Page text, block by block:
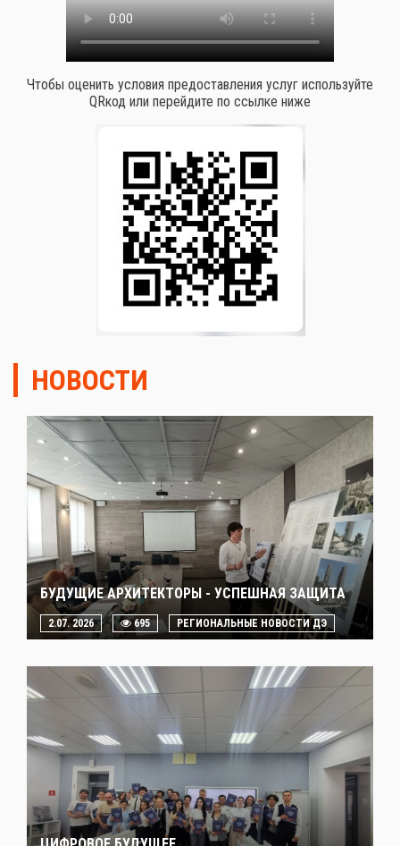
Чтобы оценить условия предоставления услуг используйте
QRкод или перейдите по ссылке ниже
НОВОСТИ
БУДУЩИЕ АРХИТЕКТОРЫ - УСПЕШНАЯ ЗАЩИТА
2.07. 2026 695 РЕГИОНАЛЬНЫЕ НОВОСТИ ДЭ